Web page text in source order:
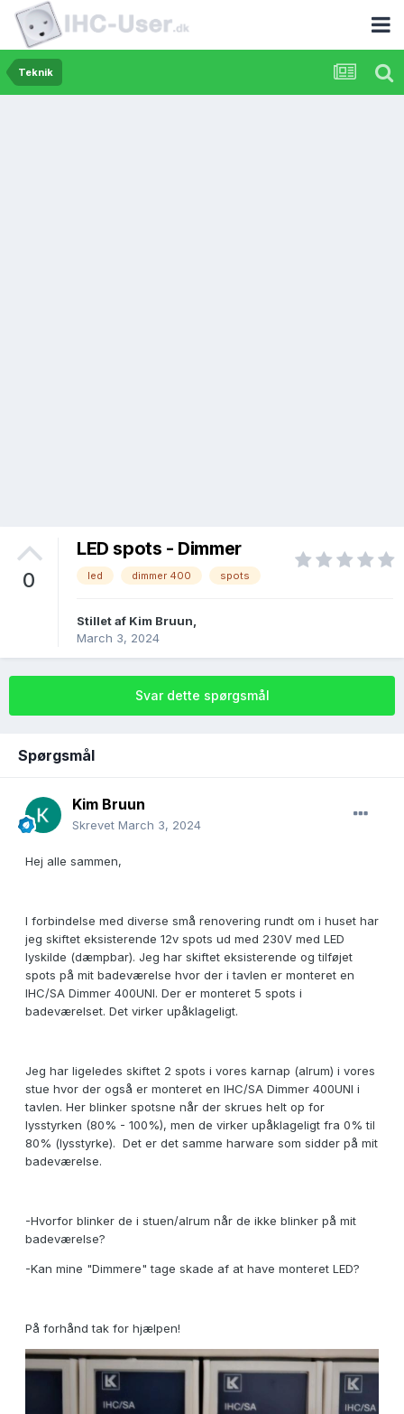
Teknik
0
LED spots - Dimmer
led dimmer 400 spots
Stillet af Kim Bruun,
March 3, 2024
Svar dette spørgsmål
Spørgsmål
Kim Bruun
Skrevet March 3, 2024
Hej alle sammen,
I forbindelse med diverse små renovering rundt om i huset har
jeg skiftet eksisterende 12v spots ud med 230V med LED
lyskilde (dæmpbar). Jeg har skiftet eksisterende og tilføjet
spots på mit badeværelse hvor der i tavlen er monteret en
IHC/SA Dimmer 400UNI. Der er monteret 5 spots i
badeværelset. Det virker upåklageligt.
Jeg har ligeledes skiftet 2 spots i vores karnap (alrum) i vores
stue hvor der også er monteret en IHC/SA Dimmer 400UNI i
tavlen. Her blinker spotsne når der skrues helt op for
lysstyrken (80% - 100%), men de virker upåklageligt fra 0% til
80% (lysstyrke). Det er det samme harware som sidder på mit
badeværelse.
-Hvorfor blinker de i stuen/alrum når de ikke blinker på mit
badeværelse?
-Kan mine "Dimmere" tage skade af at have monteret LED?
På forhånd tak for hjælpen!